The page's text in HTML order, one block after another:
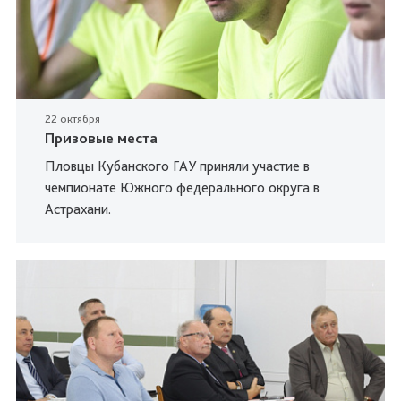
22 октября
Призовые места
Пловцы Кубанского ГАУ приняли участие в
чемпионате Южного федерального округа в
Астрахани.